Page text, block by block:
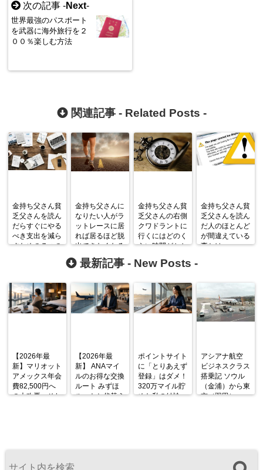
次の記事 -Next-
世界最強のパスポート
を武器に海外旅行を２
００％楽しむ方法
関連記事 - Related Posts -
金持ち父さん貧
乏父さんを読ん
だらすぐにやる
べき支出を減ら
すための７つの
金持ち父さんに
なりたい人がラ
ットレースに居
れば居るほど脱
出できなくなる
５つの罠
金持ち父さん貧
乏父さんの右側
クワドラントに
行くにはどのく
らい時間がかか
金持ち父さん貧
乏父さんを読ん
だ人のほとんど
が間違えている
事とは
最新記事 - New Posts -
【2026年最
新】マリオット
アメックス年会
費82,500円へ
の大改悪。それ
【2026年最
新】 ANAマイ
ルのお得な交換
ルート みずほ
ルートと代替え
ポイントサイト
に「とりあえず
登録」はダメ！
320万マイル貯
めた私の結論
アシアナ航空
ビジネスクラス
搭乗記 ソウル
（金浦）から東
京（羽田）